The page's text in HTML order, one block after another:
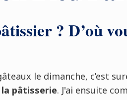
? D’où
le dimanche, c’est
pâtisserie. J'ai ensuite